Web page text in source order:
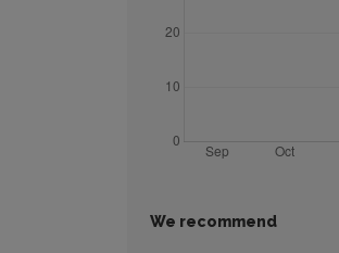
We recommend